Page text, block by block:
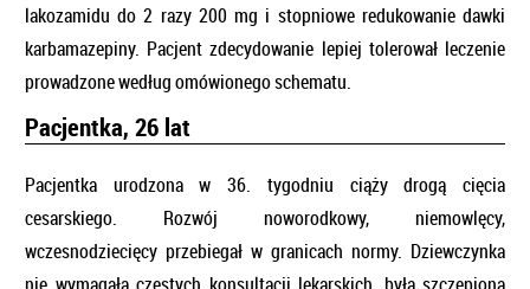
lakozamidu do 2 razy 200 mg i stopniowe redukowanie dawki
karbamazepiny. Pacjent zdecydowanie lepiej tolerował leczenie
prowadzone według omówionego schematu.
Pacjentka, 26 lat
Pacjentka urodzona w 36. tygodniu ciąży drogą cięcia
cesarskiego. Rozwój noworodkowy, niemowlęcy,
wczesnodziecięcy przebiegał w granicach normy. Dziewczynka